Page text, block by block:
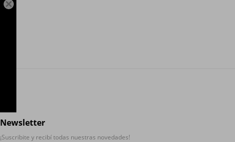

Newsletter
¡Suscribite y recibí todas nuestras novedades!